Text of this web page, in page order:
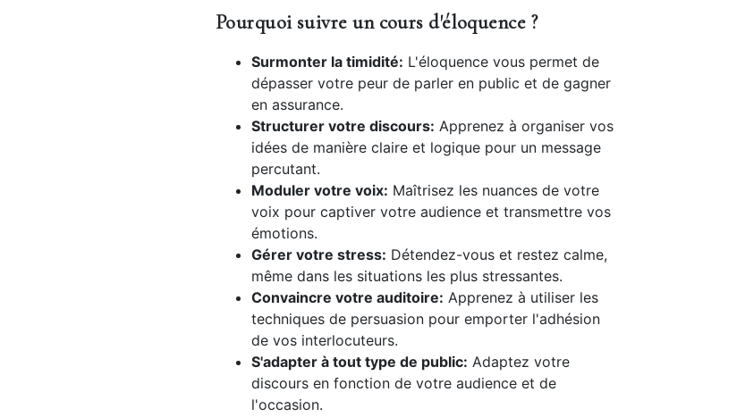
Pourquoi suivre un cours d'éloquence ?
Surmonter la timidité: L'éloquence vous permet de
dépasser votre peur de parler en public et de gagner
en assurance.
Structurer votre discours: Apprenez à organiser vos
idées de manière claire et logique pour un message
percutant.
Moduler votre voix: Maîtrisez les nuances de votre
voix pour captiver votre audience et transmettre vos
émotions.
Gérer votre stress: Détendez-vous et restez calme,
même dans les situations les plus stressantes.
Convaincre votre auditoire: Apprenez à utiliser les
techniques de persuasion pour emporter l'adhésion
de vos interlocuteurs.
S'adapter à tout type de public: Adaptez votre
discours en fonction de votre audience et de
l'occasion.